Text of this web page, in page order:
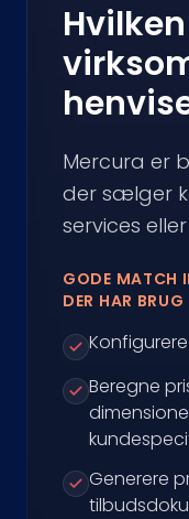
Mercura er
der sælger
services
GODE MATCH
DER HAR
Beregne
Generere